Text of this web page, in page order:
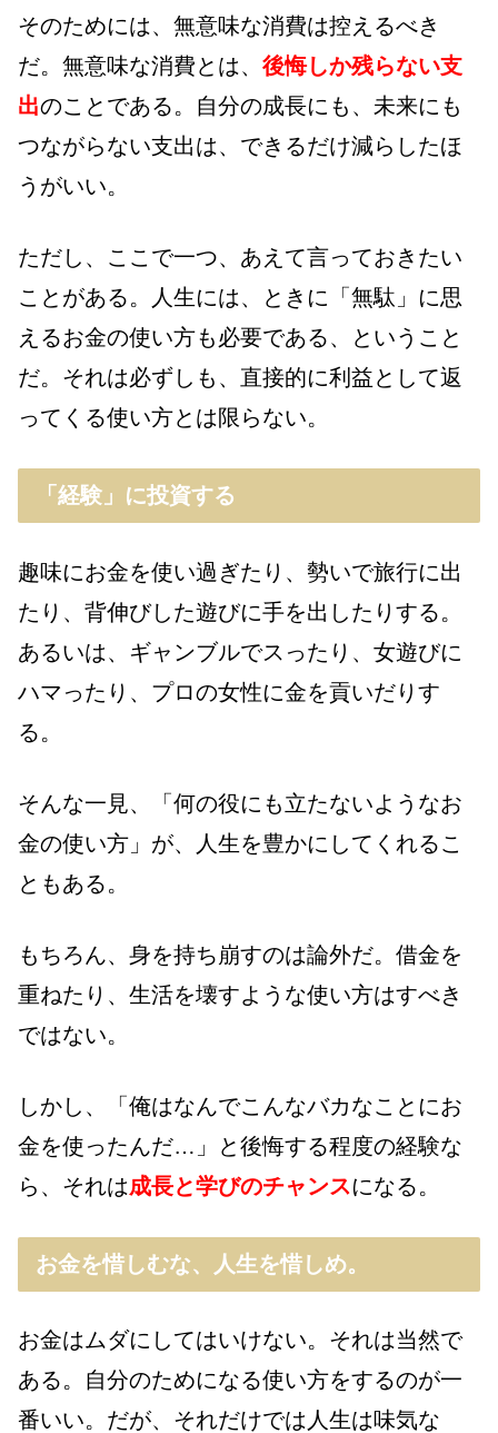
そのためには、無意味な消費は控えるべき
だ。無意味な消費とは、 後悔しか残らない支
出のことである。自分の成長にも、未来にも
つながらない支出は、できるだけ減らしたほ
うがいい。
ただし、ここで一つ、あえて言っておきたい
ことがある。人生には、ときに「無駄」に思
えるお金の使い方も必要である、ということ
だ。それは必ずしも、直接的に利益として返
ってくる使い方とは限らない。
「経験」に投資する
趣味にお金を使い過ぎたり、勢いで旅行に出
たり、背伸びした遊びに手を出したりする。
あるいは、ギャンブルでスったり、女遊びに
ハマったり、プロの女性に金を貢いだりす
る。
そんな一見、「何の役にも立たないようなお
金の使い方」が、人生を豊かにしてくれるこ
ともある。
もちろん、身を持ち崩すのは論外だ。借金を
重ねたり、生活を壊すような使い方はすべき
ではない。
しかし、「俺はなんでこんなバカなことにお
金を使ったんだ…」と後悔する程度の経験な
ら、それは成長と学びのチャンスになる。
お金を惜しむな、人生を惜しめ。
お金はムダにしてはいけない。それは当然で
ある。自分のためになる使い方をするのが一
番いい。だが、それだけでは人生は味気な